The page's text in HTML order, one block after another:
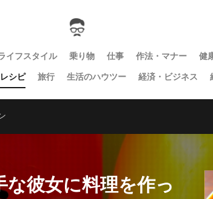
イフスタイル 乗り物 仕事 作法・マナー 健
シピ 旅行 生活のハウツー 経済・ビジネス
な彼女に料理を作っ